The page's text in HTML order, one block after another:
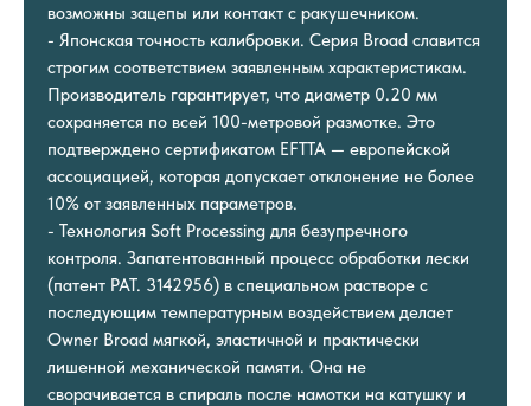
возможны зацепы или контакт с ракушечником.
- Японская точность калибровки. Серия Broad славится
строгим соответствием заявленным характеристикам.
Производитель гарантирует, что диаметр 0.20 мм
сохраняется по всей 100-метровой размотке. Это
подтверждено сертификатом EFTTA — европейской
ассоциацией, которая допускает отклонение не более
10% от заявленных параметров.
- Технология Soft Processing для безупречного
контроля. Запатентованный процесс обработки лески
(патент PAT. 3142956) в специальном растворе с
последующим температурным воздействием делает
Owner Broad мягкой, эластичной и практически
лишенной механической памяти. Она не
сворачивается в спираль после намотки на катушку и